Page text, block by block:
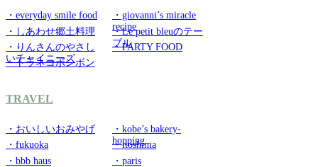
・everyday smile food
・giovanni’s miracle
recipe
・しあわせ郷土料理
・Le petit bleuのテー
ブル
・りんさんのやさし
いチャイニーズ
・PARTY FOOD
・トラネコボンボン
TRAVEL
・おいしいおみやげ
・kobe’s bakery-
hopping
・fukuoka
・itoshima
・bbb haus
・paris